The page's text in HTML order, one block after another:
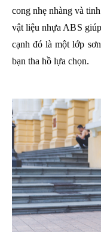
cong nhẹ nhàng và
vật liệu nhựa ABS
cạnh đó là một lớp
bạn tha hồ lựa chọn.